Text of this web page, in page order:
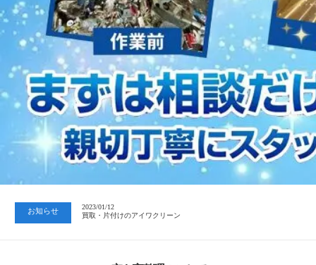
お知らせ
2023/01/12
買取・片付けのアイワクリーン
2023/07/24
中日新聞 岐阜版「空き家対策SOS」コーナーに掲載いただきまし…
2023/01/12
買取・片付けのアイワクリーン